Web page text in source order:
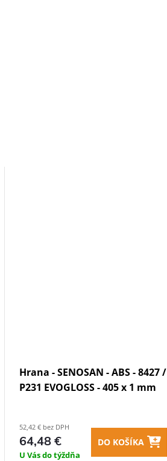
Hrana - SENOSAN - ABS - 8427 /
P231 EVOGLOSS - 405 x 1 mm
52,42 € bez DPH
64,48 €
U Vás do týždňa
DO KOŠÍKA